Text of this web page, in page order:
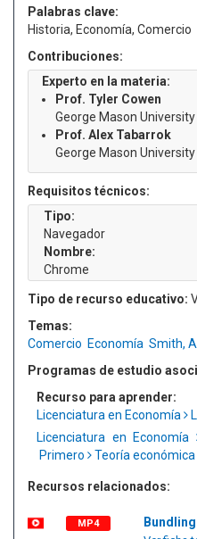
Palabras clave:
Historia, Economía, Comercio
Contribuciones:
Experto en la materia:
Prof. Tyler Cowen
George Mason University
Prof. Alex Tabarrok
George Mason University
Requisitos técnicos:
Tipo:
Navegador
Nombre:
Chrome
Tipo de recurso educativo:
Temas:
Comercio Economía Smith,
Programas de estudio
Recurso para aprender:
Licenciatura en Economía
Licenciatura en Economía
Primero
Teoría económica
Recursos relacionados:
MP4